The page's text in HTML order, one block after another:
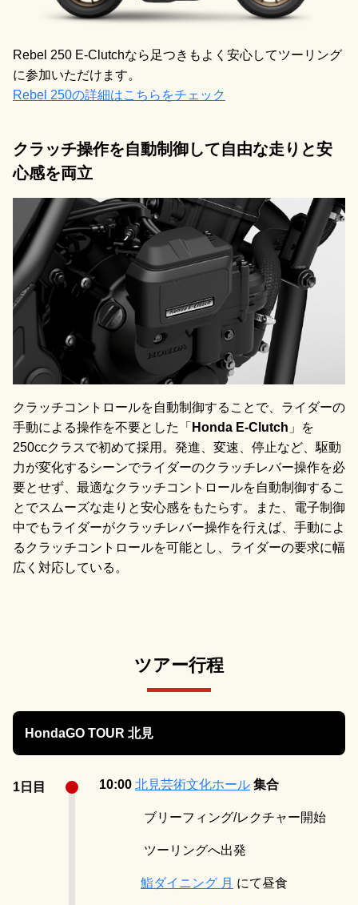
Rebel 250 E-Clutchなら足つきもよく安心してツーリング
に参加いただけます。
Rebel 250の詳細はこちらをチェック
クラッチ操作を自動制御して自由な走りと安
心感を両立
クラッチコントロールを自動制御することで、ライダーの
手動による操作を不要とした「 Honda E-Clutch 」を
250ccクラスで初めて採用。発進、変速、停止など、駆動
力が変化するシーンでライダーのクラッチレバー操作を必
要とせず、最適なクラッチコントロールを自動制御するこ
とでスムーズな走りと安心感をもたらす。また、電子制御
中でもライダーがクラッチレバー操作を行えば、手動によ
るクラッチコントロールを可能とし、ライダーの要求に幅
広く対応している。
ツアー行程
HondaGO TOUR 北見
1日目 10:00 北見芸術文化ホール 集合
ブリーフィング/レクチャー開始
ツーリングへ出発
鮨ダイニング 月 にて昼食